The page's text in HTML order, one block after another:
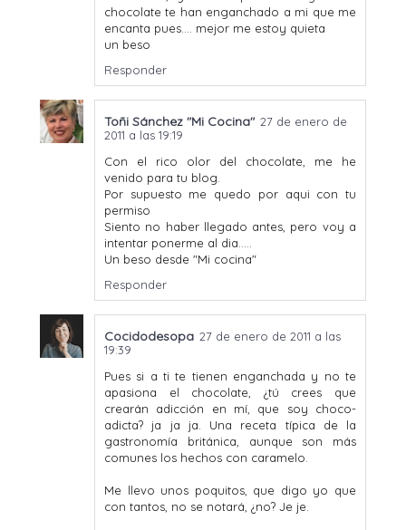
chocolate te han enganchado a mi que me
encanta pues.... mejor me estoy quieta
un beso
Responder
Toñi Sánchez "Mi Cocina" 27 de enero de
2011 a las 19:19
Con el rico olor del chocolate, me he
venido para tu blog.
Por supuesto me quedo por aqui con tu
permiso
Siento no haber llegado antes, pero voy a
intentar ponerme al dia.....
Un beso desde "Mi cocina"
Responder
Cocidodesopa 27 de enero de 2011 a las
19:39
Pues si a ti te tienen enganchada y no te
apasiona el chocolate, ¿tú crees que
crearán adicción en mí, que soy choco-
adicta? ja ja ja. Una receta típica de la
gastronomía británica, aunque son más
comunes los hechos con caramelo.
Me llevo unos poquitos, que digo yo que
con tantos, no se notará, ¿no? Je je.